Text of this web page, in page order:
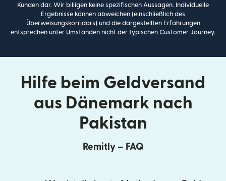
Kunden dar. Wir billigen keine spezifischen Aussagen. Individuelle
Ergebnisse können abweichen (einschließlich des
Überweisungskorridors) und die dargestellten Erfahrungen
entsprechen unter Umständen nicht der typischen Customer Journey.
Hilfe beim Geldversand
aus Dänemark nach
Pakistan
Remitly – FAQ